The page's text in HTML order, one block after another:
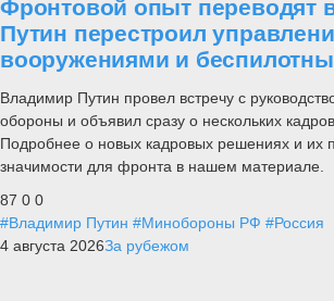
Фронтовой опыт переводят
Путин перестроил
вооружениями и
Владимир Путин провел встречу с
обороны и объявил сразу о нескольких
Подробнее о новых кадровых решениях и их
значимости для фронта в нашем материале.
87 0 0
#Владимир Путин #Минобороны РФ #Россия
4 августа 2026За рубежом